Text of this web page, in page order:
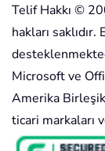
Telif Hakkı ©
hakları
Microsoft ve
Amerika
ticari markaları